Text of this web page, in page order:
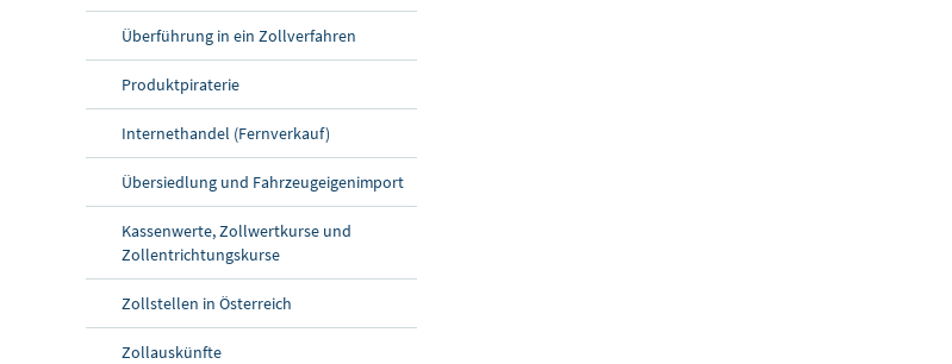
Überführung in ein Zollverfahren
Produktpiraterie
Internethandel (Fernverkauf)
Übersiedlung und Fahrzeugeigenimport
Kassenwerte, Zollwertkurse und
Zollentrichtungskurse
Zollstellen in Österreich
Zollauskünfte